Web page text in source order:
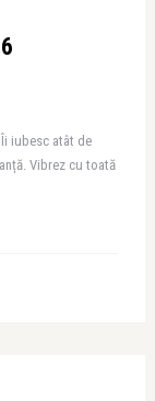
iubesc atât de
Vibrez cu toată